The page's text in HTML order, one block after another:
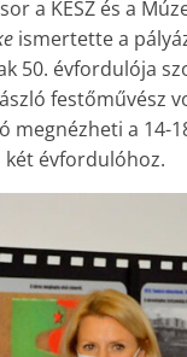
a KÉSZ és a
ismertette a
50. évfordulója
festőművész
a 14-
két évfordulóhoz.